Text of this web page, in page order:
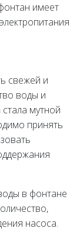
имеет
свежей и
воды и
мутной
принять
в фонтане
насоса.